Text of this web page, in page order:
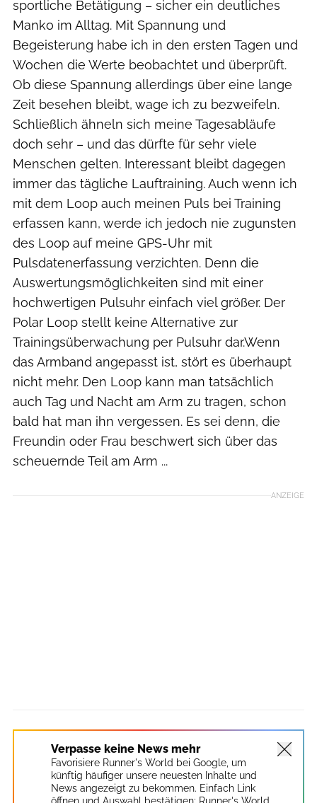
sportliche Betätigung – sicher ein deutliches
Manko im Alltag. Mit Spannung und
Begeisterung habe ich in den ersten Tagen und
Wochen die Werte beobachtet und überprüft.
Ob diese Spannung allerdings über eine lange
Zeit besehen bleibt, wage ich zu bezweifeln.
Schließlich ähneln sich meine Tagesabläufe
doch sehr – und das dürfte für sehr viele
Menschen gelten. Interessant bleibt dagegen
immer das tägliche Lauftraining. Auch wenn ich
mit dem Loop auch meinen Puls bei Training
erfassen kann, werde ich jedoch nie zugunsten
des Loop auf meine GPS-Uhr mit
Pulsdatenerfassung verzichten. Denn die
Auswertungsmöglichkeiten sind mit einer
hochwertigen Pulsuhr einfach viel größer. Der
Polar Loop stellt keine Alternative zur
Trainingsüberwachung per Pulsuhr dar.Wenn
das Armband angepasst ist, stört es überhaupt
nicht mehr. Den Loop kann man tatsächlich
auch Tag und Nacht am Arm zu tragen, schon
bald hat man ihn vergessen. Es sei denn, die
Freundin oder Frau beschwert sich über das
scheuernde Teil am Arm ...
ANZEIGE
Verpasse keine News mehr
Favorisiere Runner's World bei Google, um
künftig häufiger unsere neuesten Inhalte und
News angezeigt zu bekommen. Einfach Link
öffnen und Auswahl bestätigen: Runner's World